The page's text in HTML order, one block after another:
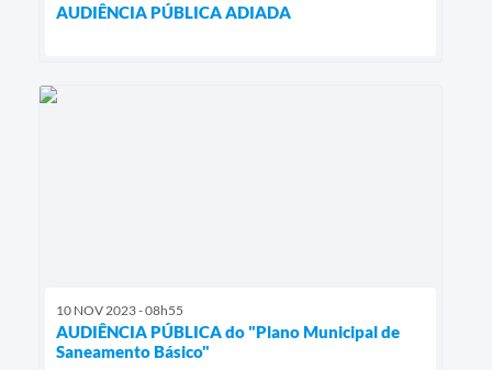
AUDIÊNCIA PÚBLICA ADIADA
10 NOV 2023 - 08h55
AUDIÊNCIA PÚBLICA do "Plano Municipal de
Saneamento Básico"